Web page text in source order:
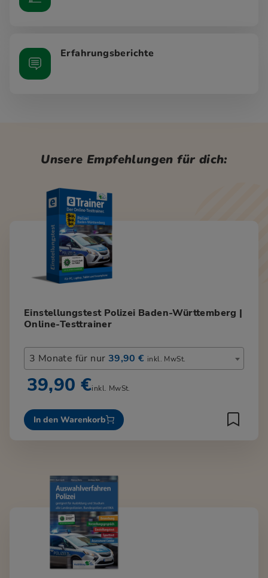
Erfahrungsberichte
Unsere Empfehlungen für dich:
Einstellungstest Polizei Baden-Württemberg |
Online-Testtrainer
3 Monate für nur 39,90 € inkl. MwSt.
39,90 €inkl. MwSt.
In den Warenkorb